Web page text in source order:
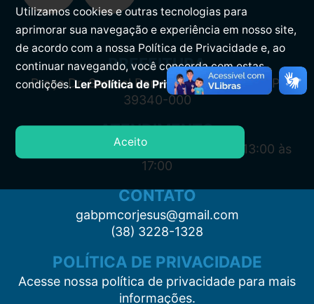
PREFEITURA
Praça Dr. Samuel Barreto, s/n, Centro CEP:
39340-000
ATENDIMENTO
Segunda à Sexta: 7:00 às 11:00 e das 13:00 às
17:00
CONTATO
gabpmcorjesus@gmail.com
(38) 3228-1328
POLÍTICA DE PRIVACIDADE
Acesse nossa política de privacidade para mais
informações.
Utilizamos cookies e outras tecnologias para
aprimorar sua navegação e experiência em nosso site,
de acordo com a nossa Política de Privacidade e, ao
continuar navegando, você concorda com estas
condições.Ler Política de Privacidade.
Aceito